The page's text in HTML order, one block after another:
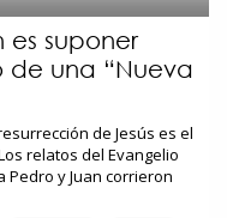
es suponer
de una “Nueva
de Jesús es el
relatos del Evangelio
y Juan corrieron